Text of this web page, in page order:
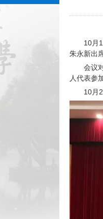
10月
朱永新出
会议
人代表参
10月